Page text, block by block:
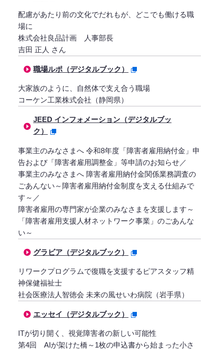
配慮があたり前の文化でだれもが、どこでも働ける職
場に
株式会社良品計画 人事部長
吉田 正人 さん
職場ルポ（デジタルブック）
大家族のように、自然体で支え合う職場
コーケン工業株式会社（静岡県）
JEED インフォメーション（デジタルブッ
ク）
事業主のみなさまへ 令和8年度「障害者雇用納付金」申
告および「障害者雇用調整金」等申請のお知らせ／
事業主のみなさまへ 障害者雇用納付金関係業務調査の
ごあんない～障害者雇用納付金制度を支える仕組みで
す～／
障害者雇用の専門家が企業のみなさまを支援します～
「障害者雇用支援人材ネットワーク事業」のごあんな
い～
グラビア（デジタルブック）
リワークプログラムで復職を支援するピアスタッフ精
神保健福祉士
社会医療法人智徳会 未来の風せいわ病院（岩手県）
エッセイ（デジタルブック）
ITが切り開く、視覚障害者の新しい可能性
第4回 AIが架けた橋～1枚の申込書から始まった小さ